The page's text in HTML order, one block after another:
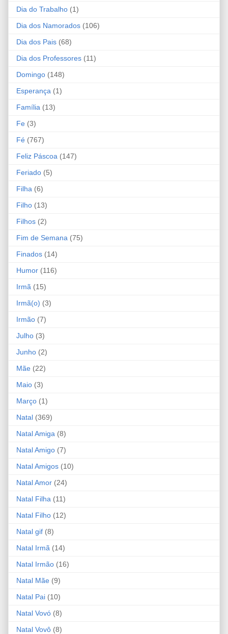
Dia do Trabalho (1)
Dia dos Namorados (106)
Dia dos Pais (68)
Dia dos Professores (11)
Domingo (148)
Esperança (1)
Família (13)
Fe (3)
Fé (767)
Feliz Páscoa (147)
Feriado (5)
Filha (6)
Filho (13)
Filhos (2)
Fim de Semana (75)
Finados (14)
Humor (116)
Irmã (15)
Irmã(o) (3)
Irmão (7)
Julho (3)
Junho (2)
Mãe (22)
Maio (3)
Março (1)
Natal (369)
Natal Amiga (8)
Natal Amigo (7)
Natal Amigos (10)
Natal Amor (24)
Natal Filha (11)
Natal Filho (12)
Natal gif (8)
Natal Irmã (14)
Natal Irmão (16)
Natal Mãe (9)
Natal Pai (10)
Natal Vovó (8)
Natal Vovô (8)